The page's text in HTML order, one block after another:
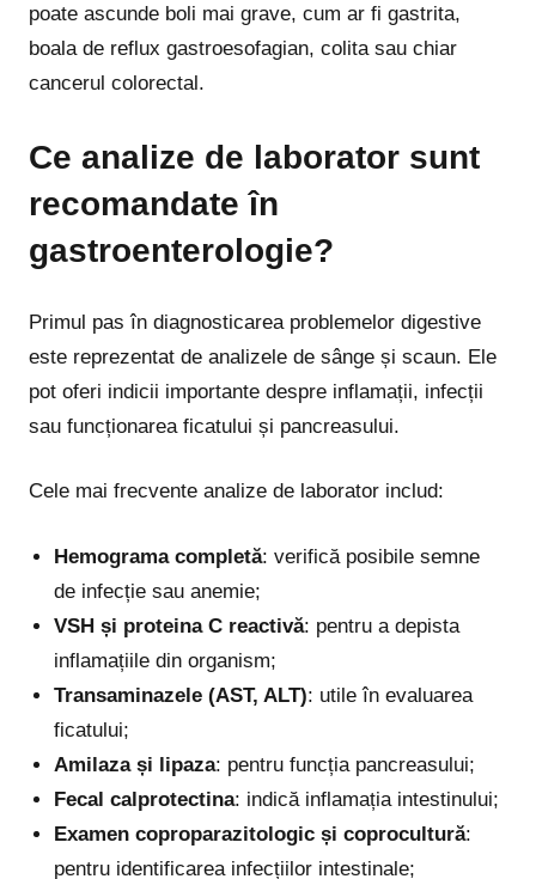
poate ascunde boli mai grave, cum ar fi gastrita,
boala de reflux gastroesofagian, colita sau chiar
cancerul colorectal.
Ce analize de laborator sunt
recomandate în
gastroenterologie?
Primul pas în diagnosticarea problemelor digestive
este reprezentat de analizele de sânge și scaun. Ele
pot oferi indicii importante despre inflamații, infecții
sau funcționarea ficatului și pancreasului.
Cele mai frecvente analize de laborator includ:
Hemograma completă: verifică posibile semne
de infecție sau anemie;
VSH și proteina C reactivă: pentru a depista
inflamațiile din organism;
Transaminazele (AST, ALT): utile în evaluarea
ficatului;
Amilaza și lipaza: pentru funcția pancreasului;
Fecal calprotectina: indică inflamația intestinului;
Examen coproparazitologic și coprocultură:
pentru identificarea infecțiilor intestinale;